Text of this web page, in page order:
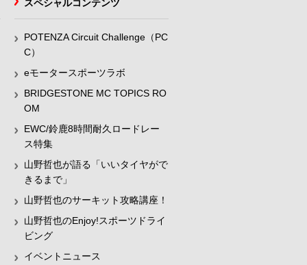
スペシャルコンテンツ
POTENZA Circuit Challenge（PC
C）
eモータースポーツラボ
BRIDGESTONE MC TOPICS RO
OM
EWC/鈴鹿8時間耐久ロードレー
ス特集
山野哲也が語る「いいタイヤがで
きるまで」
山野哲也のサーキット攻略講座！
山野哲也のEnjoy!スポーツドライ
ビング
イベントニュース